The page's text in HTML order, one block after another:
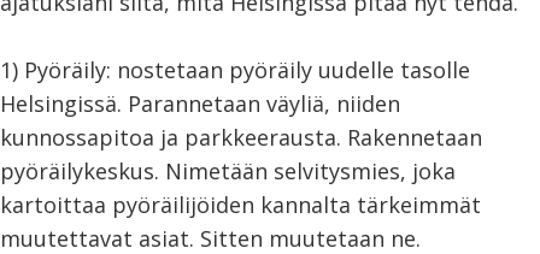
1) Pyöräily: nostetaan pyöräily uudelle tasolle
Helsingissä. Parannetaan väyliä, niiden
kunnossapitoa ja parkkeerausta. Rakennetaan
pyöräilykeskus. Nimetään selvitysmies, joka
kartoittaa pyöräilijöiden kannalta tärkeimmät
muutettavat asiat. Sitten muutetaan ne.